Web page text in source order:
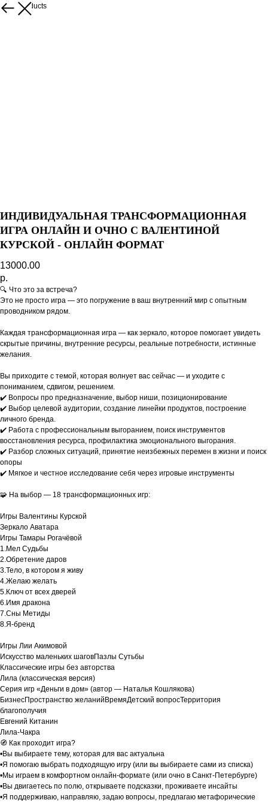
More products
ИНДИВИДУАЛЬНАЯ ТРАНСФОРМАЦИОННАЯ
ИГРА ОНЛАЙН И ОЧНО С ВАЛЕНТИНОЙ
КУРСКОЙ - ОНЛАЙН ФОРМАТ
13000.00
р.
🔍 Что это за встреча?
Это не просто игра — это погружение в ваш внутренний мир с опытным
проводником рядом.
Каждая трансформационная игра — как зеркало, которое помогает увидеть
скрытые причины, внутренние ресурсы, реальные потребности, истинные
желания.
Вы приходите с темой, которая волнует вас сейчас — и уходите с
пониманием, сдвигом, решением.
✔️ Вопросы про предназначение, выбор ниши, позиционирование
✔️ Выбор целевой аудитории, создание линейки продуктов, построение
личного бренда.
✔️ Работа с профессиональным выгоранием, поиск инструментов
восстановления ресурса, профилактика эмоционального выгорания.
✔️ Разбор сложных ситуаций, принятие неизбежных перемен в жизни и поиск
опоры
✔️ Мягкое и честное исследование себя через игровые инструменты
🧩 На выбор — 18 трансформационных игр:
Игры Валентины Курской
Зеркало Аватара
Игры Тамары Рогачёвой
1.Мел Судьбы
2.Обретение даров
3.Тело, в котором я живу
4.Желаю желать
5.Ключ от всех дверей
6.Имя дракона
7.Сны Метиды
8.Я-бренд
Игры Лии Акимовой
Искусство маленьких шаговПазлы Сутьбы
Классические игры без авторства
Лила (классическая версия)
Серия игр «Деньги в дом» (автор — Наталья Кошлякова)
БизнесПространство желанийВремяДетский вопросТерритория
благополучия
Евгений Китанин
Лила-Чакра
🧭 Как проходит игра?
•Вы выбираете тему, которая для вас актуальна
•Я помогаю выбрать подходящую игру (или вы выбираете сами из списка)
•Мы играем в комфортном онлайн-формате (или очно в Санкт-Петербурге)
•Вы двигаетесь по полю, открываете подсказки, проживаете инсайты
•Я поддерживаю, направляю, задаю вопросы, предлагаю метафорические